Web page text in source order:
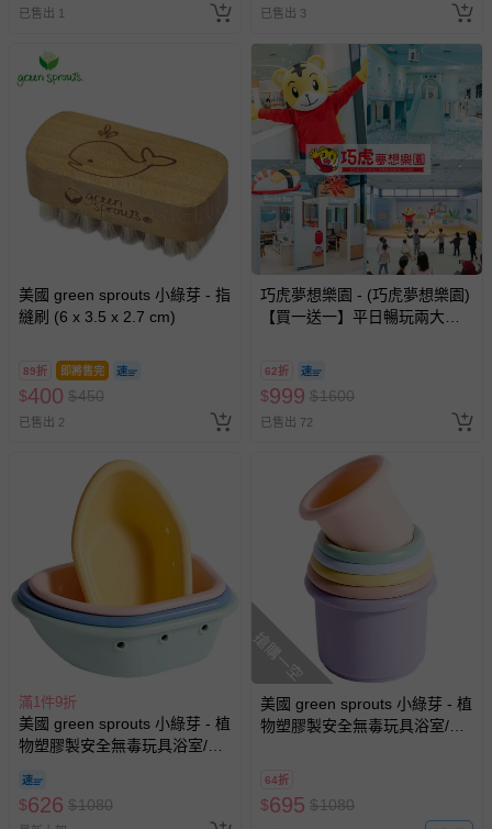
已售出 1 已售出 3
美國 green sprouts 小綠芽 - 指
縫刷 (6 x 3.5 x 2.7 cm)
89折 即將售完
$400 $450
已售出 2
巧虎夢想樂園 - (巧虎夢想樂園)
【買一送一】平日暢玩兩大一
券使用
62折
$999 $1600
已售出 72
滿1件9折
美國 green sprouts 小綠芽 - 植
物塑膠製安全無毒玩具浴室/海
號
$626 $1080
搶購一空
美國 green sprouts 小綠芽 - 植
物塑膠製安全無毒玩具浴室/海
64折
$695 $1080